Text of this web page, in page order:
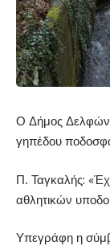
Ο Δήμος Δελφών
γηπέδου
Π. Ταγκαλής:
αθλητικών
Υπεγράφη η